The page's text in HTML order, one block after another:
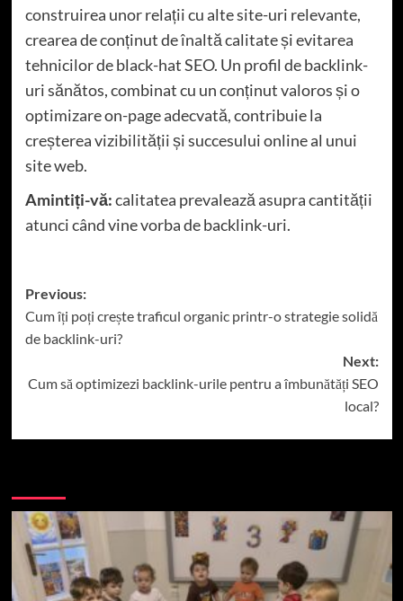
construirea unor relații cu alte site-uri relevante,
crearea de conținut de înaltă calitate și evitarea
tehnicilor de black-hat SEO. Un profil de backlink-
uri sănătos, combinat cu un conținut valoros și o
optimizare on-page adecvată, contribuie la
creșterea vizibilității și succesului online al unui
site web.
Amintiți-vă:calitatea prevalează asupra cantității
atunci când vine vorba de backlink-uri.
Post
navigation
Previous:
Cum îți poți crește traficul organic printr-o strategie solidă
de backlink-uri?
Next:
Cum să optimizezi backlink-urile pentru a îmbunătăți SEO
local?